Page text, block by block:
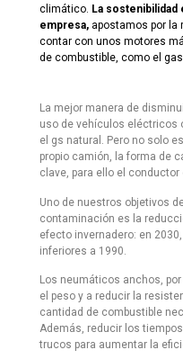
climático. La sostenibilidad
empresa, apostamos por la
contar con unos motores
de combustible, como el
La mejor manera de
uso de vehículos eléctricos
el gs natural. Pero no solo
propio camión, la forma de
clave, para ello el
Uno de nuestros objetivos
contaminación es la
efecto invernadero: en
inferiores a 1990.
Los neumáticos anchos,
el peso y a reducir la
cantidad de combustible
Además, reducir los
trucos para aumentar la